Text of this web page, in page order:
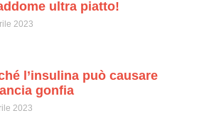
ultra piatto!
2023
l’insulina può causare
gonfia
2023